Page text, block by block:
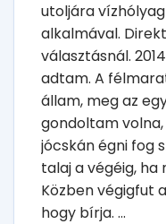
utoljára
alkalmával.
választásnál.
adtam. A
állam, meg az
gondoltam
jócskán égni fog
talaj a végéig, ha
Közben végigfut
hogy bírja. ...